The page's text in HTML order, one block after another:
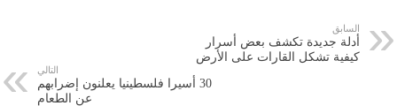
السابق
أدلة جديدة تكشف بعض أسرار
كيفية تشكل القارات على الأرض
التالي
30 أسيرا فلسطينيا يعلنون إضرابهم
عن الطعام